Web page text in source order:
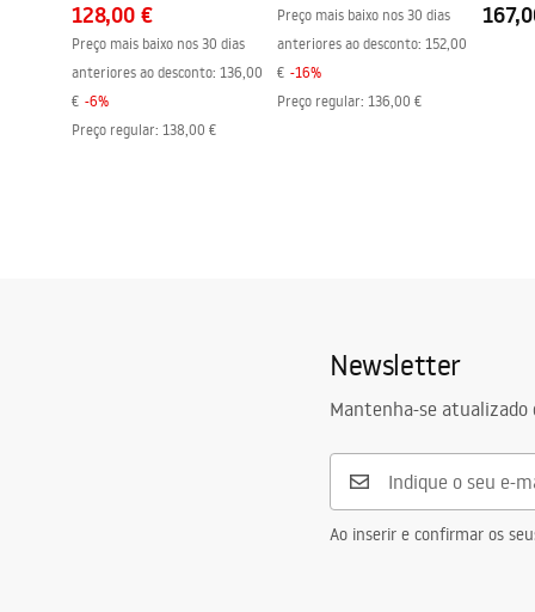
128,00 €
Preço mais baixo nos 30 dias
anteriores ao desconto: 136,00
€ -6%
Preço regular: 138,00 €
Preço mais baixo nos 30 dias
anteriores ao desconto: 152,00
€ -16%
Preço regular: 136,00 €
Newsletter
Mantenha-se atualizado
Ao inserir e confirmar os